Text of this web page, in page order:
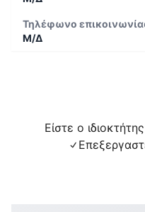
Τηλέφωνο
Μ/Δ
Είστε ο